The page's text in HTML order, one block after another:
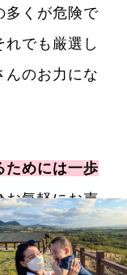
多くが危険で
れでも厳選し
んのお力にな
ためには一歩
お気軽にお声